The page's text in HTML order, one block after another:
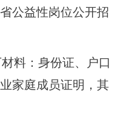
公益性岗位公开招
料：身份证、户口
家庭成员证明，其